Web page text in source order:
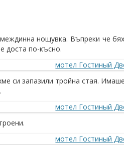
нощувка. Въпреки че
доста по-късно.
си запазили тройна стая.